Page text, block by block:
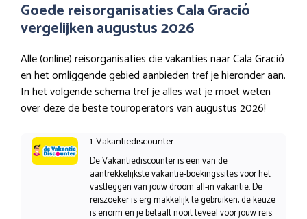
Goede reisorganisaties Cala Gració
vergelijken augustus 2026
Alle (online) reisorganisaties die vakanties naar Cala Gració
en het omliggende gebied aanbieden tref je hieronder aan.
In het volgende schema tref je alles wat je moet weten
over deze de beste touroperators van augustus 2026!
1. Vakantiediscounter
De Vakantiediscounter is een van de
aantrekkelijkste vakantie-boekingssites voor het
vastleggen van jouw droom all-in vakantie. De
reiszoeker is erg makkelijk te gebruiken, de keuze
is enorm en je betaalt nooit teveel voor jouw reis.